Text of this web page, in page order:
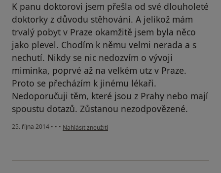
K panu doktorovi jsem přešla od své dlouholeté
doktorky z důvodu stěhování. A jelikož mám
trvalý pobyt v Praze okamžitě jsem byla něco
jako plevel. Chodím k němu velmi nerada a s
nechutí. Nikdy se nic nedozvím o vývoji
miminka, poprvé až na velkém utz v Praze.
Proto se přecházím k jinému lékaři.
Nedoporučuji těm, které jsou z Prahy nebo mají
spoustu dotazů. Zůstanou nezodpovězené.
25. října 2014 • • • podle názoru uživatele Váš účet byl odstraněn
Nahlásit zneužití